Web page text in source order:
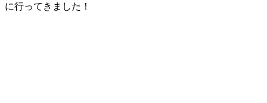
に行ってきました！